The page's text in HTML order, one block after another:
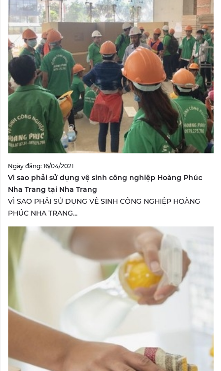
Ngày đăng: 16/04/2021
Vì sao phải sử dụng vệ sinh công nghiệp Hoàng Phúc
Nha Trang tại Nha Trang
VÌ SAO PHẢI SỬ DỤNG VỆ SINH CÔNG NGHIỆP HOÀNG
PHÚC NHA TRANG...